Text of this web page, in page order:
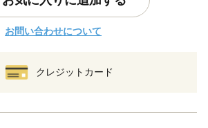
お問い合わせについて
クレジットカード